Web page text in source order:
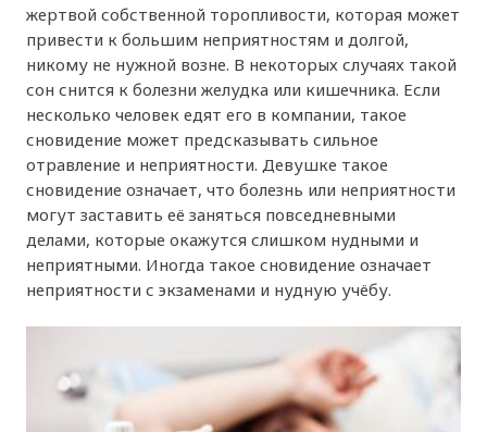
жертвой собственной торопливости, которая может
привести к большим неприятностям и долгой,
никому не нужной возне. В некоторых случаях такой
сон снится к болезни желудка или кишечника. Если
несколько человек едят его в компании, такое
сновидение может предсказывать сильное
отравление и неприятности. Девушке такое
сновидение означает, что болезнь или неприятности
могут заставить её заняться повседневными
делами, которые окажутся слишком нудными и
неприятными. Иногда такое сновидение означает
неприятности с экзаменами и нудную учёбу.